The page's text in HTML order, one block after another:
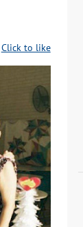
Click to like